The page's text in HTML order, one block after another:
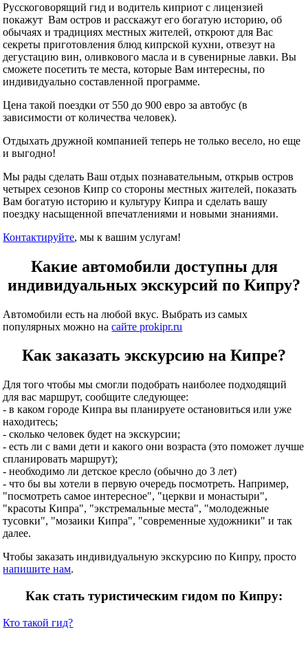
Русскоговорящий гид и водитель киприот с лицензией
покажут Вам остров и расскажут его богатую историю, об
обычаях и традициях местных жителей, откроют для Вас
секреты приготовления блюд кипрской кухни, отвезут на
дегустацию вин, оливкового масла и в сувенирные лавки. Вы
сможете посетить те места, которые Вам интересны, по
индивидуально составленной программе.
Цена такой поездки от 550 до 900 евро за автобус (в
зависимости от количества человек).
Отдыхать дружной компанией теперь не только весело, но еще
и выгодно!
Мы рады сделать Ваш отдых познавательным, открыв остров
четырех сезонов Кипр со стороны местных жителей, показать
Вам богатую историю и культуру Кипра и сделать вашу
поездку насыщенной впечатлениями и новыми знаниями.
Контактируйте, мы к вашим услугам!
Какие автомобили доступны для
индивидуальных экскурсий по Кипру?
Автомобили есть на любой вкус. Выбрать из самых
популярных можно насайте prokipr.ru
Как заказать экскурсию на Кипре?
Для того чтобы мы смогли подобрать наиболее подходящий
для вас маршрут, сообщите следующее:
- в каком городе Кипра вы планируете остановиться или уже
находитесь;
- сколько человек будет на экскурсии;
- есть ли с вами дети и какого они возраста (это поможет лучше
спланировать маршрут);
- необходимо ли детское кресло (обычно до 3 лет)
- что бы вы хотели в первую очередь посмотреть. Например,
"посмотреть самое интересное", "церкви и монастыри",
"красоты Кипра", "экстремальные места", "молодежные
тусовки", "мозаики Кипра", "современные художники" и так
далее.
Чтобы заказать индивидуальную экскурсию по Кипру, просто
напишите нам.
Как стать туристическим гидом по Кипру:
Кто такой гид?